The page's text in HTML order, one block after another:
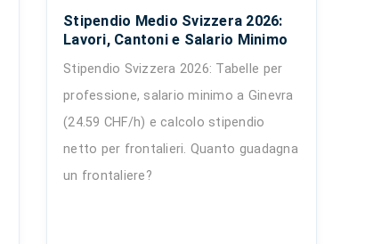
Stipendio Medio Svizzera 2026:
Lavori, Cantoni e Salario Minimo
Stipendio Svizzera 2026: Tabelle per
professione, salario minimo a Ginevra
(24.59 CHF/h) e calcolo stipendio
netto per frontalieri. Quanto guadagna
un frontaliere?